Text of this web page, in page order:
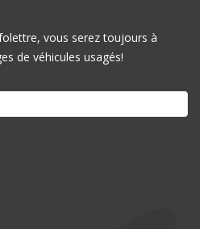
vous serez toujours à
de véhicules usagés!